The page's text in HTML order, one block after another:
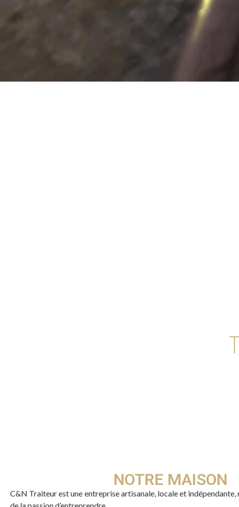
NOTRE MAISON
C&N Traiteur est une entreprise artisanale, locale et indépendante,